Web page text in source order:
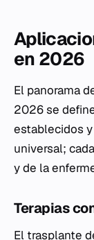
en 2026
El panorama
2026 se
establecidos
universal;
y de la
Terapias
El trasplante